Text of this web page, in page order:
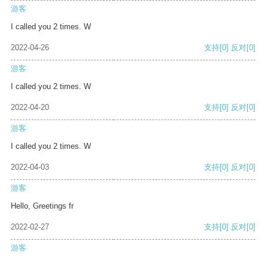
游客
I called you 2 times. W
2022-04-26 支持[0] 反对[0]
游客
I called you 2 times. W
2022-04-20 支持[0] 反对[0]
游客
I called you 2 times. W
2022-04-03 支持[0] 反对[0]
游客
Hello, Greetings fr
2022-02-27 支持[0] 反对[0]
游客